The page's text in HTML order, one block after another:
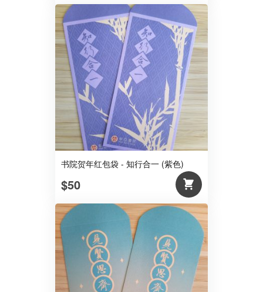
书院贺年红包袋 - 知行合一 (紫色)
$50